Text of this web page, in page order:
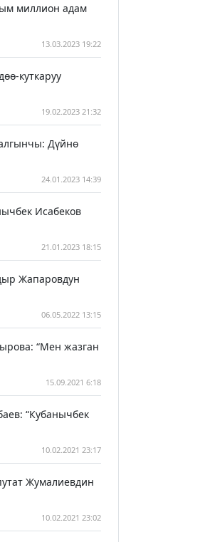
миллион адам
13.03.2023 19:22
куткаруу
19.02.2023 21:32
Дүйнө
24.01.2023 14:39
Исабеков
21.01.2023 18:15
Жапаровдун
06.05.2022 13:15
“Мен жазган
15.09.2021 6:18
“Кубанычбек
10.02.2021 23:17
Жумалиевдин
10.02.2021 23:02